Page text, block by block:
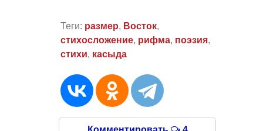
Теги: размер, Восток,
стихосложение, рифма, поэзия,
стихи, касыда